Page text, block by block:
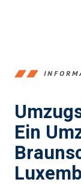
Ein